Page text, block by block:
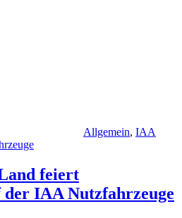
Allgemein, IAA
feiert
IAA Nutzfahrzeuge